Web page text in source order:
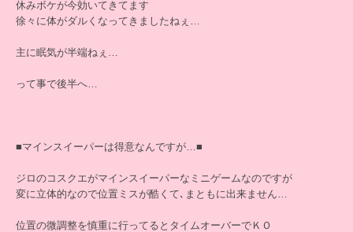
休みボケが今効いてきてます
徐々に体がダルくなってきましたねぇ…
主に眠気が半端ねぇ…
って事で後半へ…
■マインスイーパーは得意なんですが…■
ジロのコスクエがマインスイーパーなミニゲームなのですが
変に立体的なので位置ミスが酷くて､まともに出来ません…
位置の微調整を慎重に行ってるとタイムオーバーでＫＯ